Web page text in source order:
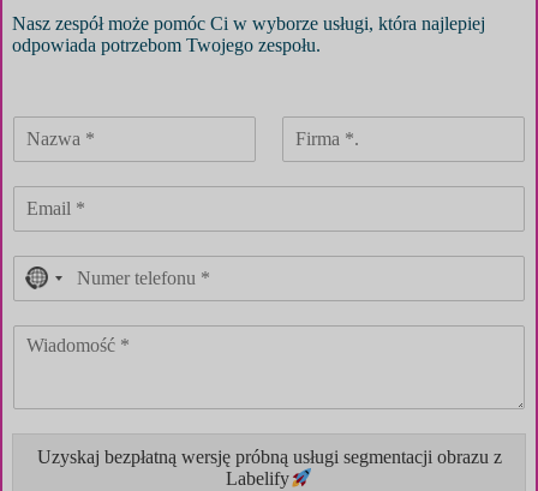
Nasz zespół może pomóc Ci w wyborze usługi, która najlepiej
odpowiada potrzebom Twojego zespołu.
N
o
o
t
y
Uzyskaj bezpłatną wersję próbną usługi segmentacji obrazu z
Labelify